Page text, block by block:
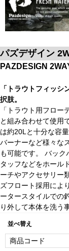
パズデザイン
PAZDESIGN
「トラウトフィッ
択肢。
「トラウト用フロ
と組み合わせて使用
は約20Lと十分な容
バーナーなど様々な
も可能です。 バッ
タッフなどをホール
ーチやアクセサリー
ズフロート採用によ
ータースタイルでの
り外して本体を洗う
並べ替え